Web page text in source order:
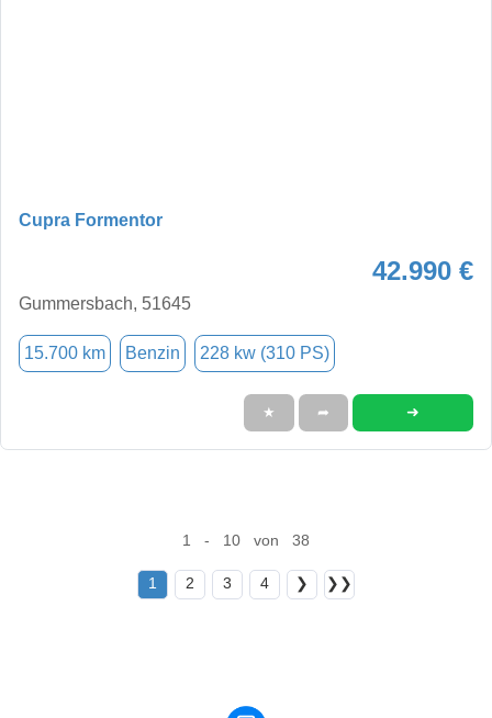
Cupra Formentor
42.990 €
Gummersbach, 51645
15.700 km Benzin 228 kw (310 PS)
★ ➦ ➜
1 - 10 von 38
1 2 3 4 ❯ ❯❯